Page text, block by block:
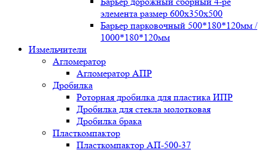
элемента размер 600x350x500
Барьер парковочный 500*180*120мм /
1000*180*120мм
Измельчители
Агломератор
Агломератор АПР
Дробилка
Роторная дробилка для пластика ИПР
Дробилка для стекла молотковая
Дробилка брака
Пласткомпактор
Пласткомпактор АП-500-37